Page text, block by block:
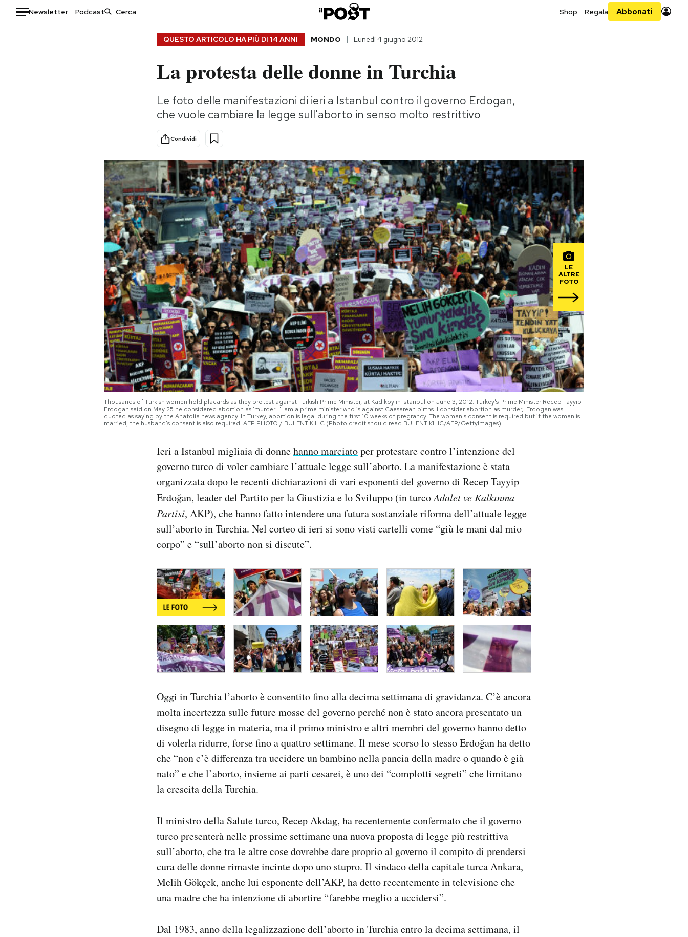
Newsletter Podcast Shop Regala Abbonati
Consumismi
Storie/Idee
Ok Boomer!
Media
Europa
Altrecose
Mondiali calcio 2026
AREA PERSONALE
QUESTO ARTICOLO HA PIÙ DI 14 ANNI MONDO Lunedì 4 giugno 2012
La protesta delle donne in Turchia
Le foto delle manifestazioni di ieri a Istanbul contro il governo Erdogan,
che vuole cambiare la legge sull'aborto in senso molto restrittivo
Condividi
LE
ALTRE
FOTO
Thousands of Turkish women hold placards as they protest against Turkish Prime Minister, at Kadikoy in Istanbul on June 3, 2012. Turkey's Prime Minister Recep Tayyip
Erdogan said on May 25 he considered abortion as 'murder.' 'I am a prime minister who is against Caesarean births. I consider abortion as murder,' Erdogan was
quoted as saying by the Anatolia news agency. In Turkey, abortion is legal during the first 10 weeks of pregrancy. The woman's consent is required but if the woman is
married, the husband's consent is also required. AFP PHOTO / BULENT KILIC (Photo credit should read BULENT KILIC/AFP/GettyImages)
Ieri a Istanbul migliaia di donnehanno marciatoper protestare contro l’intenzione del
governo turco di voler cambiare l’attuale legge sull’aborto. La manifestazione è stata
organizzata dopo le recenti dichiarazioni di vari esponenti del governo di Recep Tayyip
Erdoğan, leader del Partito per la Giustizia e lo Sviluppo (in turcoAdalet ve Kalkınma
Partisi, AKP), che hanno fatto intendere una futura sostanziale riforma dell’attuale legge
sull’aborto in Turchia. Nel corteo di ieri si sono visti cartelli come “giù le mani dal mio
corpo” e “sull’aborto non si discute”.
Oggi in Turchia l’aborto è consentito fino alla decima settimana di gravidanza. C’è ancora
molta incertezza sulle future mosse del governo perché non è stato ancora presentato un
disegno di legge in materia, ma il primo ministro e altri membri del governo hanno detto
di volerla ridurre, forse fino a quattro settimane. Il mese scorso lo stesso Erdoğan ha detto
che “non c’è differenza tra uccidere un bambino nella pancia della madre o quando è già
nato” e che l’aborto, insieme ai parti cesarei, è uno dei “complotti segreti” che limitano
la crescita della Turchia.
Il ministro della Salute turco, Recep Akdag, ha recentemente confermato che il governo
turco presenterà nelle prossime settimane una nuova proposta di legge più restrittiva
sull’aborto, che tra le altre cose dovrebbe dare proprio al governo il compito di prendersi
cura delle donne rimaste incinte dopo uno stupro. Il sindaco della capitale turca Ankara,
Melih Gökçek, anche lui esponente dell’AKP, ha detto recentemente in televisione che
una madre che ha intenzione di abortire “farebbe meglio a uccidersi”.
Dal 1983, anno della legalizzazione dell’aborto in Turchia entro la decima settimana, il